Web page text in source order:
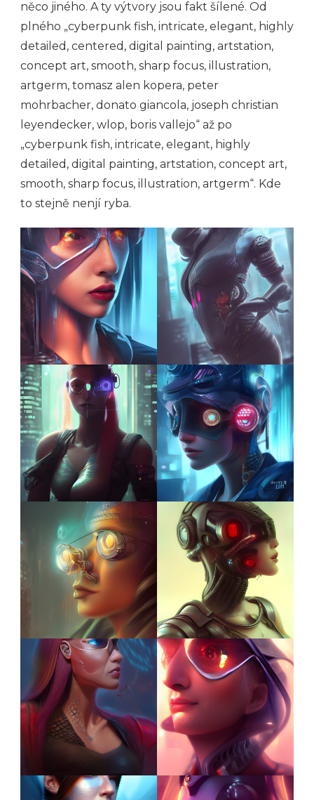
něco jiného. A ty výtvory jsou fakt šílené. Od
plného „cyberpunk fish, intricate, elegant, highly
detailed, centered, digital painting, artstation,
concept art, smooth, sharp focus, illustration,
artgerm, tomasz alen kopera, peter
mohrbacher, donato giancola, joseph christian
leyendecker, wlop, boris vallejo“ až po
„cyberpunk fish, intricate, elegant, highly
detailed, digital painting, artstation, concept art,
smooth, sharp focus, illustration, artgerm“. Kde
to stejně nenjí ryba.